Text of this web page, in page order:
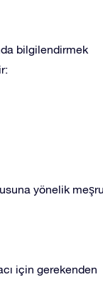
bilgilendirmek
yönelik meşru
için gerekenden